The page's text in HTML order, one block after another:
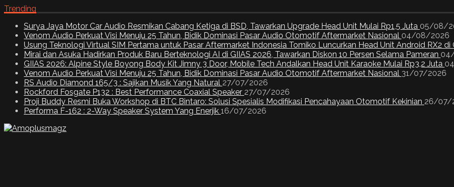
Trending
Surya Jaya Motor Car Audio Resmikan Cabang Ketiga di BSD, Tawarkan Upgrade Head Unit Mulai Rp1,5 Juta 05/08/
Venom Audio Perkuat Visi Menuju 25 Tahun, Bidik Dominasi Pasar Audio Otomotif Aftermarket Nasional 04/08/2026
Usung Teknologi Virtual SIM Pertama untuk Pasar Aftermarket Indonesia Tomiko Luncurkan Head Unit Android RX2 di
Mirai dan Asuka Hadirkan Produk Baru Berteknologi AI di GIIAS 2026, Tawarkan Diskon 10 Persen Selama Pameran
GIIAS 2026: Alpine Style Boyong Body Kit Jimny 3 Door, Mobile Tech Andalkan Head Unit Karaoke Mulai Rp3,2 Juta
Venom Audio Perkuat Visi Menuju 25 Tahun, Bidik Dominasi Pasar Audio Otomotif Aftermarket Nasional 31/07/2026
RS Audio Diamond 165/3 : Sajikan Musik Yang Natural 27/07/2026
Rockford Fosgate P132 : Best Performance Coaxial Speaker 27/07/2026
Proji Buddy Resmi Buka Workshop di BTC Bintaro: Solusi Spesialis Modifikasi Pencahayaan Otomotif Kekinian 26/07/
Performa F-162 : 2-Way Speaker System Yang Enerjik 16/07/2026